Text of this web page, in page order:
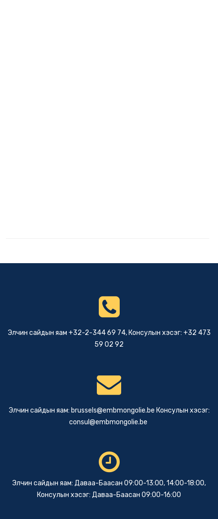
Элчин сайдын яам +32-2-344 69 74, Консулын хэсэг: +32 473
59 02 92
Элчин сайдын яам: brussels@embmongolie.be Консулын хэсэг:
consul@embmongolie.be
Элчин сайдын яам: Даваа-Баасан 09:00-13:00, 14:00-18:00,
Консулын хэсэг: Даваа-Баасан 09:00-16:00